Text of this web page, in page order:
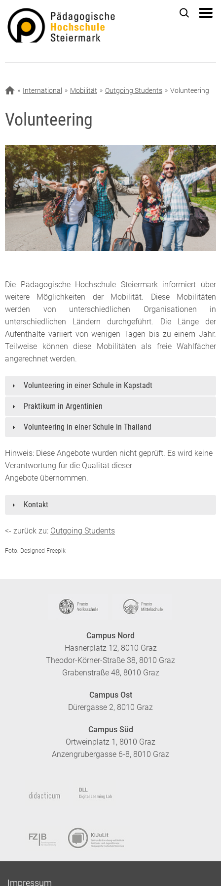
International Mobilität Outgoing Students Volunteering
Volunteering
Die Pädagogische Hochschule Steiermark informiert über
weitere Möglichkeiten der Mobilität. Diese Mobilitäten
werden von unterschiedlichen Organisationen in
unterschiedlichen Ländern durchgeführt. Die Länge der
Aufenthalte variiert von wenigen Tagen bis zu einem Jahr.
Teilweise können diese Mobilitäten als freie Wahlfächer
angerechnet werden.
Volunteering in einer Schule in Kapstadt
Praktikum in Argentinien
Volunteering in einer Schule in Thailand
Hinweis: Diese Angebote wurden nicht geprüft. Es wird keine
Verantwortung für die Qualität dieser
Angebote übernommen.
Kontakt
<- zurück zu: Outgoing Students
Foto: Designed Freepik
Campus Nord
Hasnerplatz 12, 8010 Graz
Theodor-Körner-Straße 38, 8010 Graz
Grabenstraße 48, 8010 Graz
Campus Ost
Dürergasse 2, 8010 Graz
Campus Süd
Ortweinplatz 1, 8010 Graz
Anzengrubergasse 6-8, 8010 Graz
Impressum